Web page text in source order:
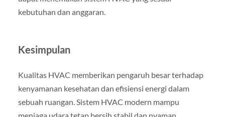
kebutuhan dan anggaran.
Kesimpulan
Kualitas HVAC memberikan pengaruh besar terhadap
kenyamanan kesehatan dan efisiensi energi dalam
sebuah ruangan. Sistem HVAC modern mampu